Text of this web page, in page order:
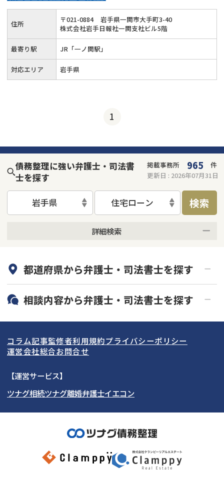
住所 〒021-0884
岩手県一関市大手町3-40
株式会社岩手日報社一関支社ビル5階
最寄り駅 JR「一ノ関駅」
対応エリア 岩手県
1
債務整理に強い弁護士・司法書
士を探す
掲載事務所 965
件
更新日 : 2026年07月31日
岩手県 住宅ローン 検索
詳細検索
初回相談無料
土日祝の相談可能
都道府県から弁護士・司法書士を探す
北海道・東北
北海道 青森県
岩手県 宮城県
秋田県
福島県
関東
東京都 神奈川県
埼玉県
茨城県 群馬県
東海
愛知県
岐阜県 山梨県
関西
大阪府 京都府
奈良県
和歌山県
北陸・甲信越
石川県
富山県
岡山県
九州・沖縄
相談内容から弁護士・司法書士を探す
任意整理
個人再生
会社破産・法人破産
消費者金融・サラ金
カードローン・クレジッ
ト会社
奨学金
コラム記事監修者利用規約プライバシーポリシー
運営会社総合お問合せ
【運営サービス】
ツナグ相続ツナグ離婚弁護士イエコン